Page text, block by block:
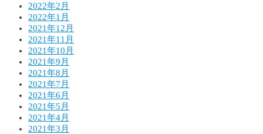
2022年2月
2022年1月
2021年12月
2021年11月
2021年10月
2021年9月
2021年8月
2021年7月
2021年6月
2021年5月
2021年4月
2021年3月